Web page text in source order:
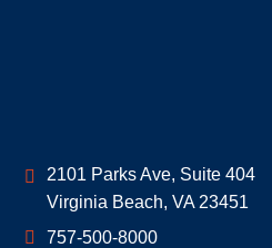
Geoff McDonald & Associates
2101 Parks Ave, Suite 404
Virginia Beach, VA 23451
757-500-8000